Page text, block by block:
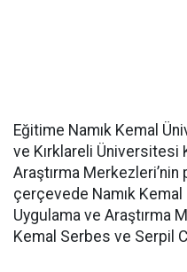
Eğitime Namık Kemal
ve Kırklareli Üniversitesi
Araştırma
çerçevede Namık
Uygulama ve Araştırma
Kemal Serbes ve Serpil